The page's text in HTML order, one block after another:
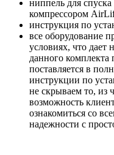
ниппель для
компрессором
инструкция по
все оборудование
условиях, что дает
данного
поставляется в
инструкции по
не скрываем то, из
возможность
ознакомиться со
надежности с